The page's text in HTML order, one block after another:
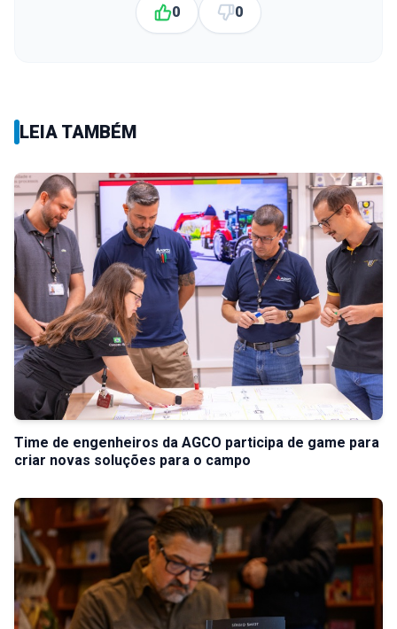
0 0
LEIA TAMBÉM
Time de engenheiros da AGCO participa de game para
criar novas soluções para o campo